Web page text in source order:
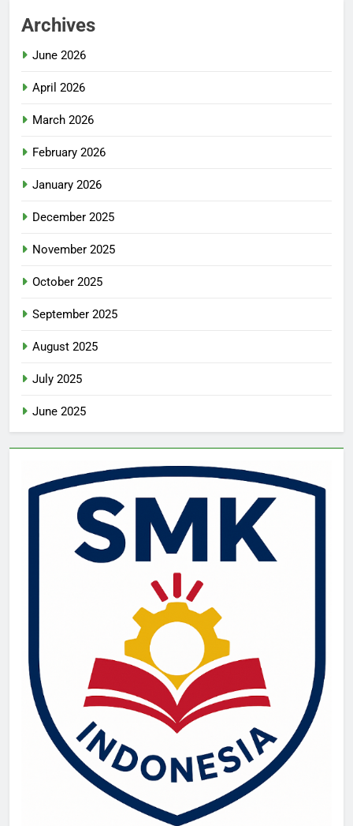
Archives
June 2026
April 2026
March 2026
February 2026
January 2026
December 2025
November 2025
October 2025
September 2025
August 2025
July 2025
June 2025